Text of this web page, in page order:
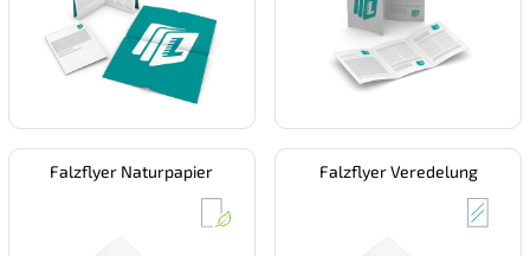
Falzflyer Naturpapier Falzflyer Veredelung